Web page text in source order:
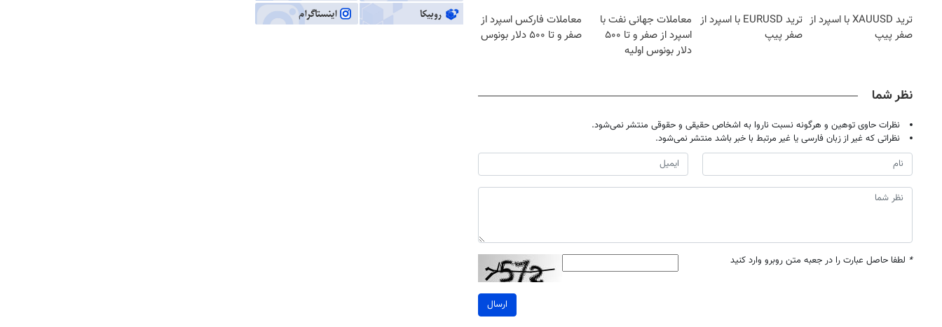
ترید XAUUSD با اسپرد از
صفر پیپ
ترید EURUSD با اسپرد از
صفر پیپ
معاملات جهانی نفت با
اسپرد از صفر و تا ۵۰۰
دلار بونوس اولیه
معاملات فارکس اسپرد از
صفر و تا ۵۰۰ دلار بونوس
نظر شما
نظرات حاوی توهین و هرگونه نسبت ناروا به اشخاص حقیقی و حقوقی منتشر نمی‌شود.
نظراتی که غیر از زبان فارسی یا غیر مرتبط با خبر باشد منتشر نمی‌شود.
* لطفا حاصل عبارت را در جعبه متن روبرو وارد کنید
ارسال